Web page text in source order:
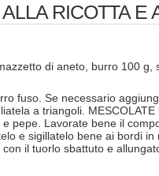
RICOTTA E
di aneto, burro 100 g,
fuso. Se necessario
a triangoli.
pepe. Lavorate bene il
e sigillatelo bene ai bordi in
il tuorlo sbattuto e